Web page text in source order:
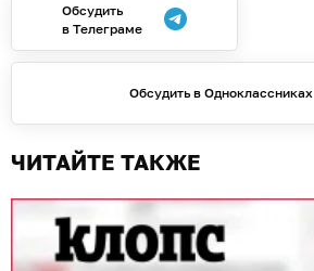
Обсудить
в Телеграме
Обсудить в Одноклассниках
ЧИТАЙТЕ ТАКЖЕ